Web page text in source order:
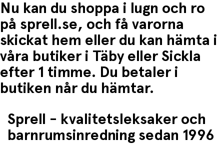
Nu kan du shoppa i lugn och ro
på sprell.se, och få varorna
skickat hem eller du kan hämta i
våra butiker i Täby eller Sickla
efter 1 timme. Du betaler i
butiken når du hämtar.
Sprell - kvalitetsleksaker och
barnrumsinredning sedan 1996